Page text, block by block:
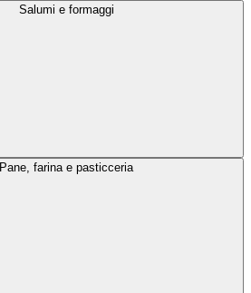
Salumi e formaggi
Pane, farina e pasticceria